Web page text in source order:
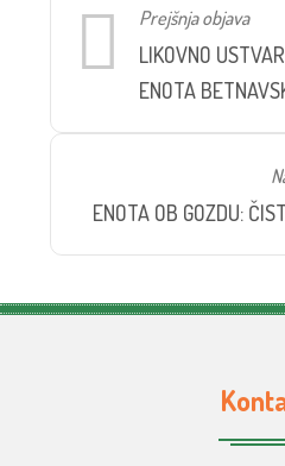
Prejšnja objava
LIKOVNO
ENOTA
ENOTA OB GOZDU: